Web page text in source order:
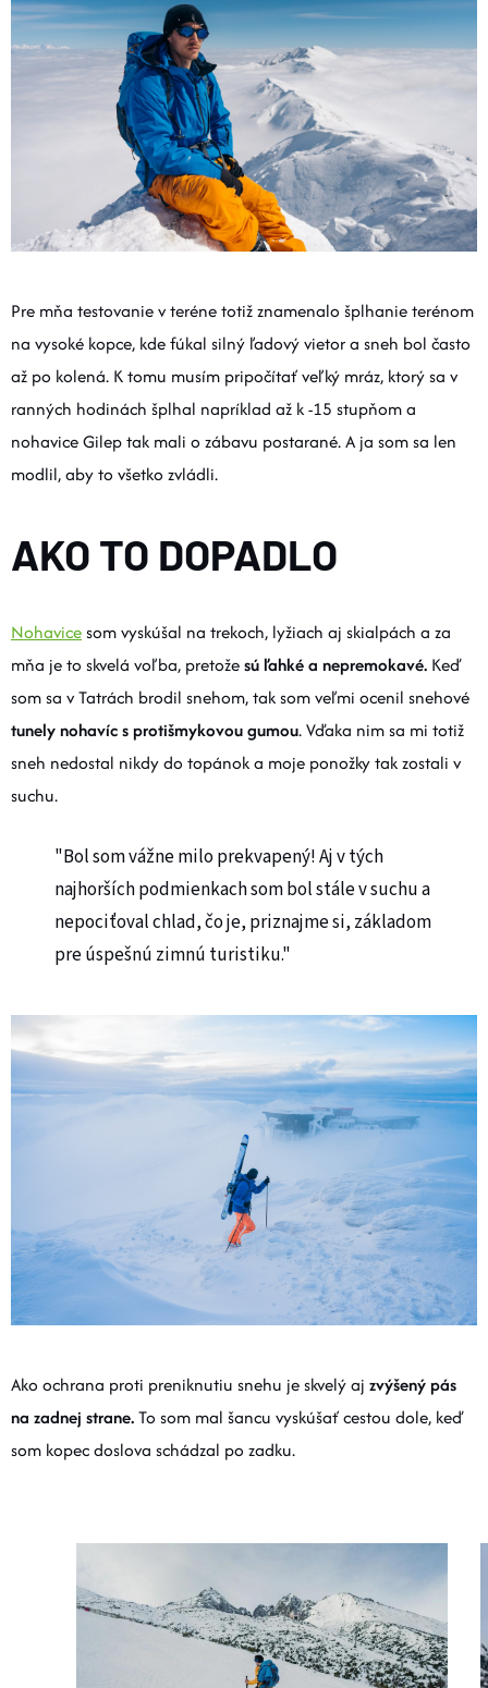
Pre mňa testovanie v teréne totiž znamenalo šplhanie terénom
na vysoké kopce, kde fúkal silný ľadový vietor a sneh bol často
až po kolená. K tomu musím pripočítať veľký mráz, ktorý sa v
ranných hodinách šplhal napríklad až k -15 stupňom a
nohavice Gilep tak mali o zábavu postarané. A ja som sa len
modlil, aby to všetko zvládli.
AKO TO DOPADLO
Nohavicesom vyskúšal na trekoch, lyžiach aj skialpách a za
mňa je to skvelá voľba, pretožesú ľahké a nepremokavé. Keď
som sa v Tatrách brodil snehom, tak som veľmi ocenil snehové
tunely nohavíc s protišmykovou gumou. Vďaka nim sa mi totiž
sneh nedostal nikdy do topánok a moje ponožky tak zostali v
suchu.
"Bol som vážne milo prekvapený! Aj v tých
najhorších podmienkach som bol stále v suchu a
nepociťoval chlad, čo je, priznajme si, základom
pre úspešnú zimnú turistiku."
Ako ochrana proti preniknutiu snehu je skvelý aj zvýšený pás
na zadnej strane.To som mal šancu vyskúšať cestou dole, keď
som kopec doslova schádzal po zadku.